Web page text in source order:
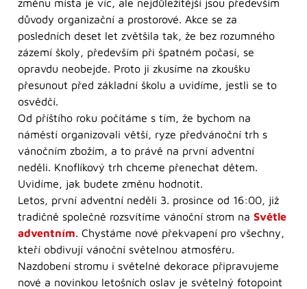
změnu místa je víc, ale nejdůležitější jsou především
důvody organizační a prostorové. Akce se za
posledních deset let zvětšila tak, že bez rozumného
zázemí školy, především při špatném počasí, se
opravdu neobejde. Proto ji zkusíme na zkoušku
přesunout před základní školu a uvidíme, jestli se to
osvědčí.
Od příštího roku počítáme s tím, že bychom na
náměstí organizovali větší, ryze předvánoční trh s
vánočním zbožím, a to právě na první adventní
neděli. Knoflíkový trh chceme přenechat dětem.
Uvidíme, jak budete změnu hodnotit.
Letos, první adventní neděli 3. prosince od 16:00, již
tradičně společně rozsvítíme vánoční strom na Světle
adventním. Chystáme nové překvapení pro všechny,
kteří obdivují vánoční světelnou atmosféru.
Nazdobení stromu i světelné dekorace připravujeme
nové a novinkou letošních oslav je světelný fotopoint